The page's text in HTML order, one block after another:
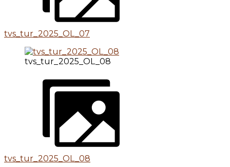
tvs_tur_2025_OL_07
tvs_tur_2025_OL_08
tvs_tur_2025_OL_08